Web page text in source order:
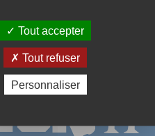
Tout accepter
Tout refuser
Personnaliser